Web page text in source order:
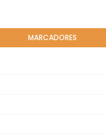
MARCADORES